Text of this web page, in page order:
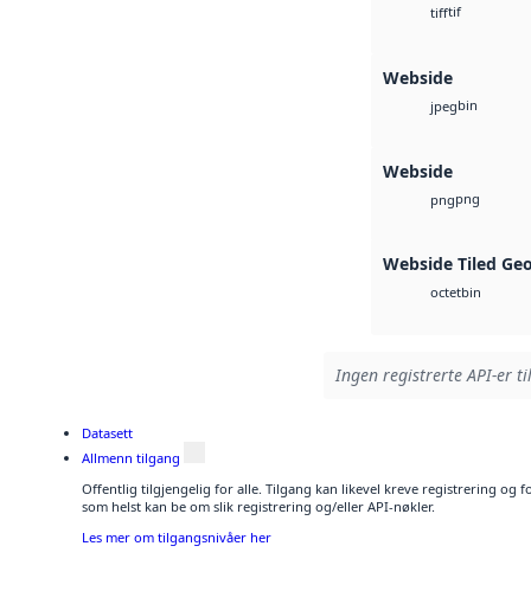
tifftif
Webside
jpegbin
Webside
pngpng
Webside Tiled
octetbin
Ingen registrerte API-er
Datasett
Allmenn tilgang
Offentlig tilgjengelig for alle. Tilgang kan likevel kreve registrering og
som helst kan be om slik registrering og/eller API-nøkler.
Les mer om tilgangsnivåer her